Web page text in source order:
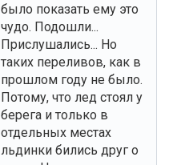
было показать ему это
чудо. Подошли...
Прислушались... Но
таких переливов, как в
прошлом году не было.
Потому, что лед стоял у
берега и только в
отдельных местах
льдинки бились друг о